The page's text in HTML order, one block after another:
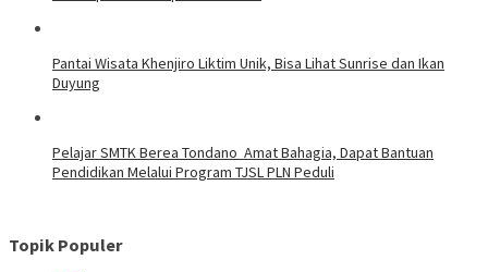
Pantai Wisata Khenjiro Liktim Unik, Bisa Lihat Sunrise dan Ikan
Duyung
Pelajar SMTK Berea Tondano Amat Bahagia, Dapat Bantuan
Pendidikan Melalui Program TJSL PLN Peduli
Topik Populer